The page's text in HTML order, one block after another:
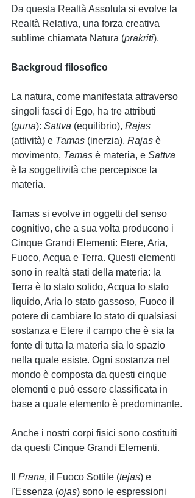
Da questa Realtà Assoluta si evolve la
Realtà Relativa, una forza creativa
sublime chiamata Natura (prakriti).
Backgroud filosofico
La natura, come manifestata attraverso
singoli fasci di Ego, ha tre attributi
(guna): Sattva (equilibrio), Rajas
(attività) e Tamas (inerzia). Rajas è
movimento, Tamas è materia, e Sattva
è la soggettività che percepisce la
materia.
Tamas si evolve in oggetti del senso
cognitivo, che a sua volta producono i
Cinque Grandi Elementi: Etere, Aria,
Fuoco, Acqua e Terra. Questi elementi
sono in realtà stati della materia: la
Terra è lo stato solido, Acqua lo stato
liquido, Aria lo stato gassoso, Fuoco il
potere di cambiare lo stato di qualsiasi
sostanza e Etere il campo che è sia la
fonte di tutta la materia sia lo spazio
nella quale esiste. Ogni sostanza nel
mondo è composta da questi cinque
elementi e può essere classificata in
base a quale elemento è predominante.
Anche i nostri corpi fisici sono costituiti
da questi Cinque Grandi Elementi.
Prana, il Fuoco Sottile (tejas) e
l'Essenza (ojas) sono le espressioni